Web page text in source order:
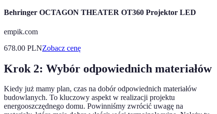
Behringer OCTAGON THEATER OT360 Projektor LED
empik.com
678.00 PLNZobacz cenę
Krok 2: Wybór odpowiednich materiałów
Kiedy już mamy plan, czas na dobór odpowiednich materiałów
budowlanych. To kluczowy aspekt w realizacji projektu
energooszczędnego domu. Powinniśmy zwrócić uwagę na